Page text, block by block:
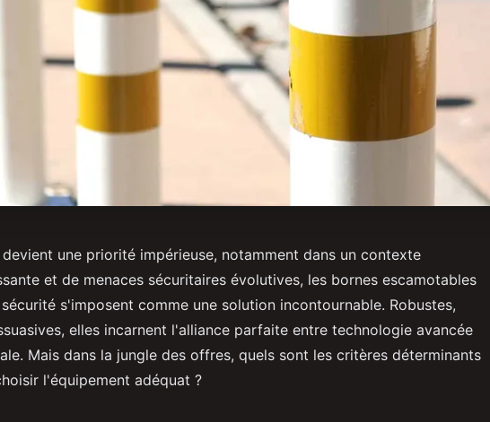
une priorité impérieuse, notamment dans un contexte
et de menaces sécuritaires évolutives, les bornes escamotables
s'imposent comme une solution incontournable. Robustes,
elles incarnent l'alliance parfaite entre technologie avancée
Mais dans la jungle des offres, quels sont les critères déterminants
l'équipement adéquat ?